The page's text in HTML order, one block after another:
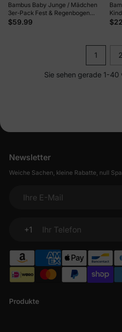
Bambus Baby Junge / Mädchen
3er-Pack Fest & Regenbogen
Bedruckt 2-Wege-Reißverschluss
$59.99
1 2
Sie sehen gerade 1-
Produkte
Newsletter
Weiche Sachen, kleine Rabatte, null
Ihre E-Mail
+1
Ihr Telefon